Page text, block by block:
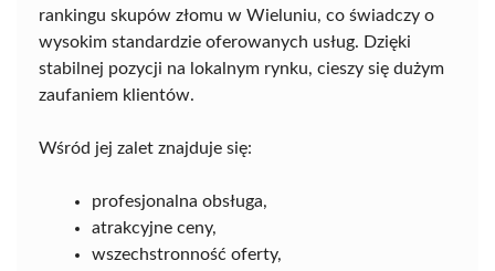
rankingu skupów złomu w Wieluniu, co świadczy o
wysokim standardzie oferowanych usług. Dzięki
stabilnej pozycji na lokalnym rynku, cieszy się dużym
zaufaniem klientów.
Wśród jej zalet znajduje się:
profesjonalna obsługa,
atrakcyjne ceny,
wszechstronność oferty,